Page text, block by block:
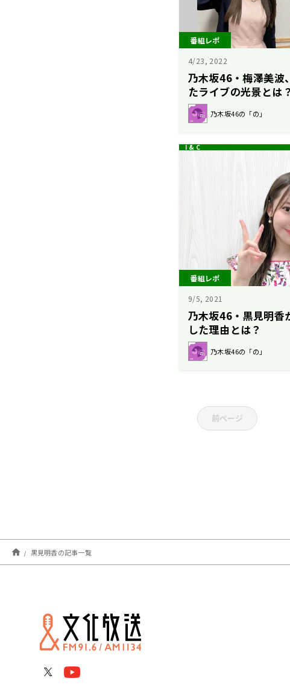
番組レポ
4/23, 2022
乃木坂46・梅澤美波
たライブの光景とは？
乃木坂46の「の」
番組レポ
9/5, 2021
乃木坂46・黒見明香
した理由とは？
乃木坂46の「の」
前ページ
黒見明香の記事一覧